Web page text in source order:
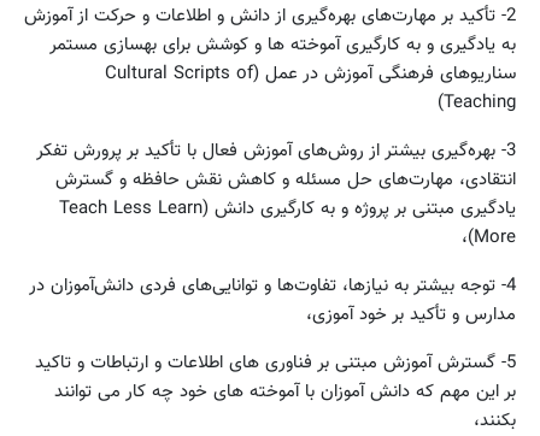
2- تأکید بر مهارت‌های‌ بهره‌گیری‌ از دانش‌ و اطلاعات‌ و حرکت‌ از آموزش‌
به یادگیری و به کارگیری آموخته ها و کوشش برای بهسازی مستمر
سناریوهای فرهنگی آموزش در عمل (Cultural Scripts of
Teaching)
3- بهره‌گیری‌ بیش‏تر از روش‌های‌ آموزش‌ فعال‌ با تأکید بر پرورش‌ تفکر
انتقادی، مهارت‌های‌ حل‌ مسئله‌ و کاهش‌ نقش‌ حافظه‌ و گسترش‌
یادگیری‌ مبتنی‌ بر پروژه و به کارگیری دانش (Teach Less Learn
More)،
4- توجه‌ بیش‏تر به‌ نیازها، تفاوت‌ها و توانایی‌های‌ فردی‌ دانش‌آموزان‌ در
مدارس‌ و تأکید بر خود آموزی،
5- گسترش آموزش مبتنی بر فناوری های اطلاعات و ارتباطات و تاکید
بر این مهم که دانش آموزان با آموخته های خود چه کار می توانند
بکنند،